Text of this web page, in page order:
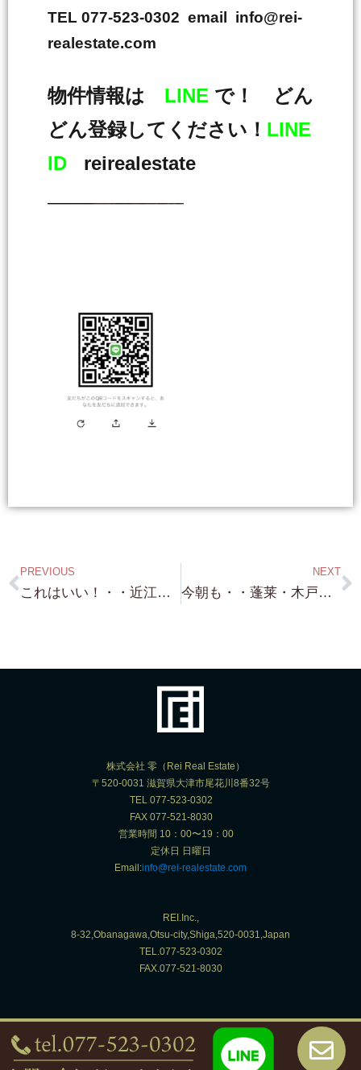
TEL 077-523-0302 email info@rei-
realestate.com
物件情報は LINE で！ どん
どん登録してください！ LINE
ID reirealestate
PREVIOUS
これはいい！・・近江白浜水泳場・歩いてすぐ（笑）約145.80坪 別荘用地！・・環境 抜群の立地です！
NEXT
今朝も・・蓬莱・木戸・和邇北浜・・・早朝から 駆け巡ってます（笑）琵琶湖浜付き・琵琶湖浜前 物件 購入依頼 ありがとうございます！
株式会社 零（Rei Real Estate）
〒520-0031 滋賀県大津市尾花川8番32号
TEL 077-523-0302
FAX 077-521-8030
営業時間 10：00〜19：00
定休日 日曜日
Email:info@rei-realestate.com
REI.Inc.,
8-32,Obanagawa,Otsu-city,Shiga,520-0031,Japan
TEL.077-523-0302
FAX.077-521-8030